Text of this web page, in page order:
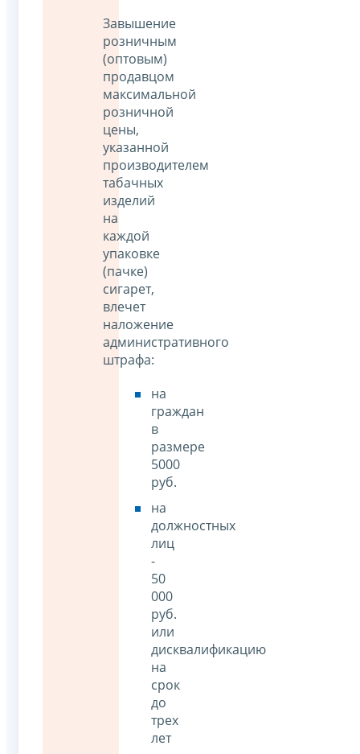
Завышение
розничным
(оптовым)
продавцом
максимальной
розничной
цены,
указанной
производителем
табачных
изделий
на
каждой
упаковке
(пачке)
сигарет,
влечет
наложение
административного
штрафа:
на
граждан
в
размере
5000
руб.
на
должностных
лиц
-
50
000
руб.
или
дисквалификацию
на
срок
до
трех
лет